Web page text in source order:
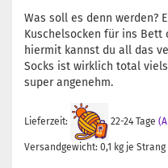
Was soll es denn werden?
Kuschelsocken für ins Bett
hiermit kannst du all das
Socks ist wirklich total
super angenehm.
Lieferzeit: 22-24 Tage
Versandgewicht: 0,1 kg je Strang